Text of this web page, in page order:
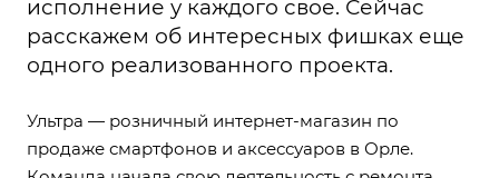
исполнение у каждого свое. Сейчас
расскажем об интересных фишках еще
одного реализованного проекта.
Ультра — розничный интернет-магазин по
продаже смартфонов и аксессуаров в Орле.